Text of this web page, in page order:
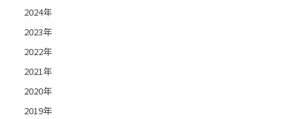
2024年
2023年
2022年
2021年
2020年
2019年